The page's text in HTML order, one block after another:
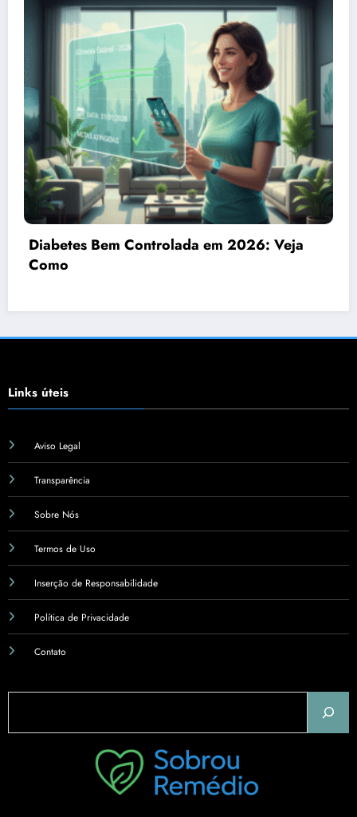
Veja
Erros Comuns no Controle da
Links úteis
Aviso Legal
Transparência
Sobre Nós
Termos de Uso
Inserção de Responsabilidade
Política de Privacidade
Contato